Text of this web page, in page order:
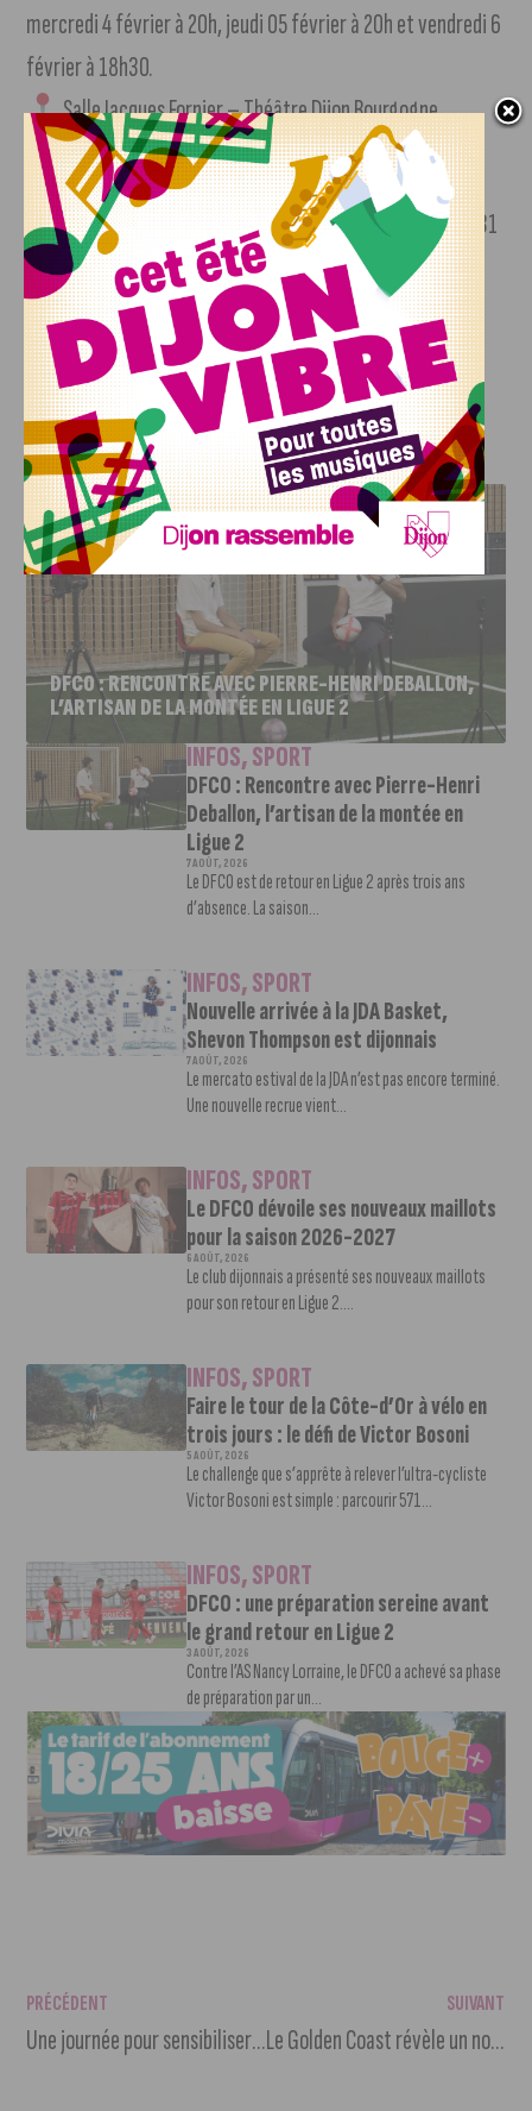
mercredi 4 février à 20h, jeudi 05 février à 20h et vendredi 6
février à 18h30.
Salle Jacques Fornier – Théâtre Dijon Bourgogne
⏱ Durée estimée : 1h45 – Dès 15 ans
À noter : un impromptu concert-karaoké aura lieu samedi 31
janvier, à l’issue du spectacle.
Rendez-vous sur la billetterie en ligne pour réserver vos
places.
J'AIME LE DFCO
DFCO : RENCONTRE AVEC PIERRE-HENRI DEBALLON,
L’ARTISAN DE LA MONTÉE EN LIGUE 2
INFOS,SPORT
DFCO : Rencontre avec Pierre-Henri
Deballon, l’artisan de la montée en
Ligue 2
7 AOÛT, 2026
Le DFCO est de retour en Ligue 2 après trois ans
d’absence. La saison...
INFOS,SPORT
Nouvelle arrivée à la JDA Basket,
Shevon Thompson est dijonnais
7 AOÛT, 2026
Le mercato estival de la JDA n’est pas encore terminé.
Une nouvelle recrue vient...
INFOS,SPORT
Le DFCO dévoile ses nouveaux maillots
pour la saison 2026-2027
6 AOÛT, 2026
Le club dijonnais a présenté ses nouveaux maillots
pour son retour en Ligue 2....
INFOS,SPORT
Faire le tour de la Côte-d’Or à vélo en
trois jours : le défi de Victor Bosoni
5 AOÛT, 2026
Le challenge que s’apprête à relever l’ultra-cycliste
Victor Bosoni est simple : parcourir 571...
INFOS,SPORT
DFCO : une préparation sereine avant
le grand retour en Ligue 2
3 AOÛT, 2026
Contre l’AS Nancy Lorraine, le DFCO a achevé sa phase
de préparation par un...
PRÉCÉDENT
Une journée pour sensibiliser au sport inclusif
SUIVANT
Le Golden Coast révèle un nouveau nom de sa programmation